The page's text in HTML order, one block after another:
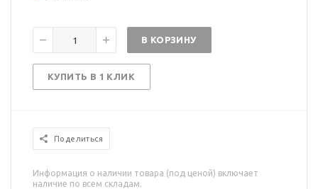
В КОРЗИНУ
КУПИТЬ В 1 КЛИК
Поделиться
Информация о наличии товара (под ценой) включает
наличие по всем складам.